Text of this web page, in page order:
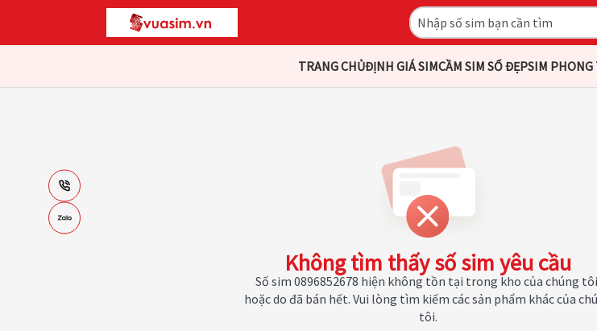
TRANG CHỦĐỊNH GIÁ SIMCẦM SIM SỐ ĐẸPSIM PHONG
Không tìm thấy số sim yêu cầu
Số sim 0896852678 hiện không tồn tại trong kho của chúng
hoặc do đã bán hết. Vui lòng tìm kiếm các sản phẩm khác của
tôi.